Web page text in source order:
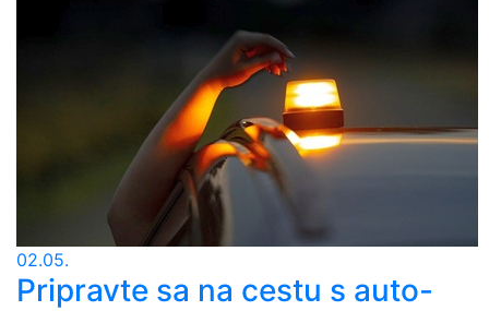
02.05.
Pripravte sa na cestu s auto-